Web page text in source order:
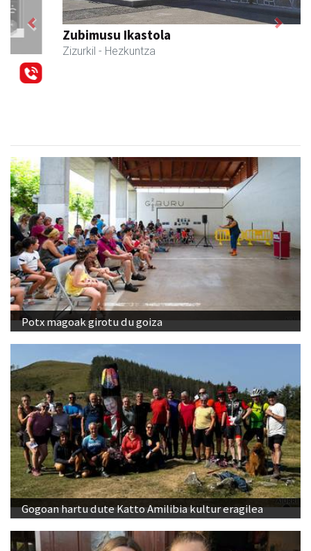
Zubimusu Ikastola
Zizurkil - Hezkuntza
Previous Next
Potx magoak girotu du goiza
Gogoan hartu dute Katto Amilibia kultur eragilea